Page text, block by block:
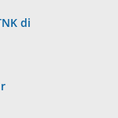
di